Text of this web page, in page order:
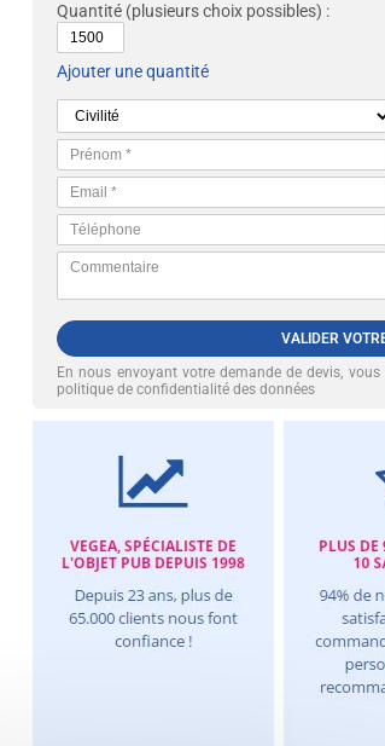
Quantité (plusieurs choix possibles) :
Ajouter une quantité
VALIDER
En nous envoyant votre demande de devis,
politique de confidentialité des données